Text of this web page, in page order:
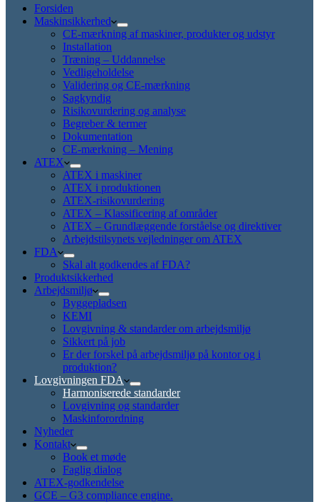
Forsiden
Maskinsikkerhed
CE-mærkning af maskiner, produkter og udstyr
Installation
Træning – Uddannelse
Vedligeholdelse
Validering og CE-mærkning
Sagkyndig
Risikovurdering og analyse
Begreber & termer
Dokumentation
CE-mærkning – Mening
ATEX
ATEX i maskiner
ATEX i produktionen
ATEX-risikovurdering
ATEX – Klassificering af områder
ATEX – Grundlæggende forståelse og direktiver
Arbejdstilsynets vejledninger om ATEX
FDA
Skal alt godkendes af FDA?
Produktsikkerhed
Arbejdsmiljø
Byggepladsen
KEMI
Lovgivning & standarder om arbejdsmiljø
Sikkert på job
Er der forskel på arbejdsmiljø på kontor og i
produktion?
Lovgivningen FDA
Harmoniserede standarder
Lovgivning og standarder
Maskinforordning
Nyheder
Kontakt
Book et møde
Faglig dialog
ATEX-godkendelse
GCE – G3 compliance engine.